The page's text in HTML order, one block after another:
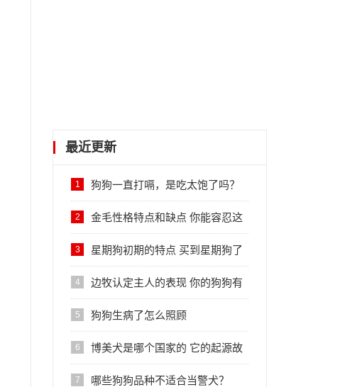
最近更新
1 狗狗一直打嗝，是吃太饱了吗？
2 金毛性格特点和缺点 你能容忍这
些吗？
3 星期狗初期的特点 买到星期狗了
还能要吗？
4 边牧认定主人的表现 你的狗狗有
吗？
5 狗狗生病了怎么照顾
6 博美犬是哪个国家的 它的起源故
事你知晓吗？
7 哪些狗狗品种不适合当警犬？